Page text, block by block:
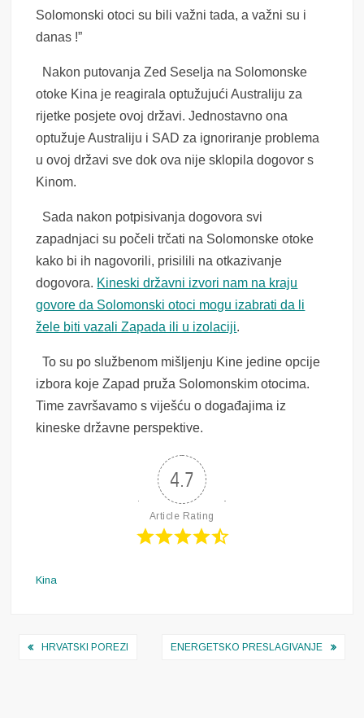
Solomonski otoci su bili važni tada, a važni su i
danas !”
Nakon putovanja Zed Seselja na Solomonske
otoke Kina je reagirala optužujući Australiju za
rijetke posjete ovoj državi. Jednostavno ona
optužuje Australiju i SAD za ignoriranje problema
u ovoj državi sve dok ova nije sklopila dogovor s
Kinom.
Sada nakon potpisivanja dogovora svi
zapadnjaci su počeli trčati na Solomonske otoke
kako bi ih nagovorili, prisilili na otkazivanje
dogovora. Kineski državni izvori nam na kraju
govore da Solomonski otoci mogu izabrati da li
žele biti vazali Zapada ili u izolaciji.
To su po službenom mišljenju Kine jedine opcije
izbora koje Zapad pruža Solomonskim otocima.
Time završavamo s viješću o događajima iz
kineske državne perspektive.
4.7
Article Rating
Kina
Navigacija
HRVATSKI POREZI ENERGETSKO PRESLAGIVANJE